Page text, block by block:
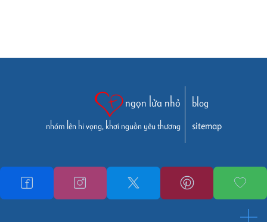
ngọn lửa nhỏ
nhóm lên hi vọng, khơi nguồn yêu thương
blog
sitemap